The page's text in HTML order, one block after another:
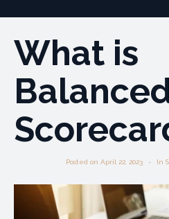
What is
Posted on April 22, 2023 In